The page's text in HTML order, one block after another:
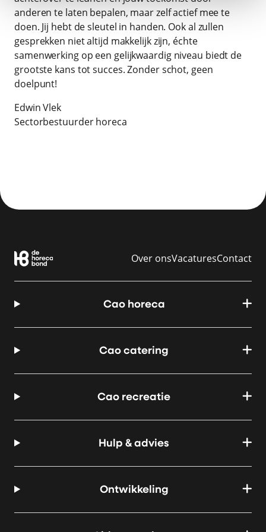
anderen te laten bepalen, maar zelf actief mee te
doen. Jij hebt de sleutel in handen. Ook al zullen
gesprekken niet altijd makkelijk zijn, échte
samenwerking op een gelijkwaardig niveau biedt de
grootste kans tot succes. Zonder schot, geen
doelpunt!
Edwin Vlek
Sectorbestuurder horeca
Over onsVacaturesContact
Cao horeca
Cao catering
Cao recreatie
Hulp & advies
Ontwikkeling